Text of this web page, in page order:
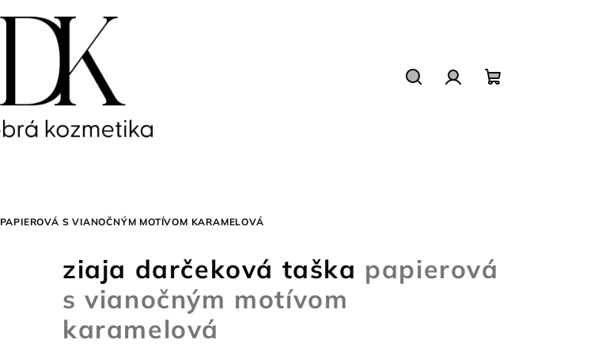
PAPIEROVÁ S VIANOČNÝM MOTÍVOM KARAMELOVÁ
ziaja darčeková taška papierová
s vianočným motívom
karamelová